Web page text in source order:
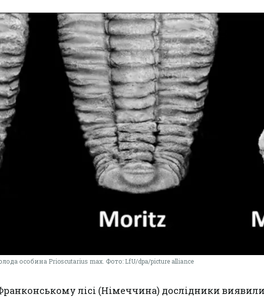
особина Prioscutarius max. Фото: LfU/dpa/picture alliance
лісі (Німеччина) дослідники